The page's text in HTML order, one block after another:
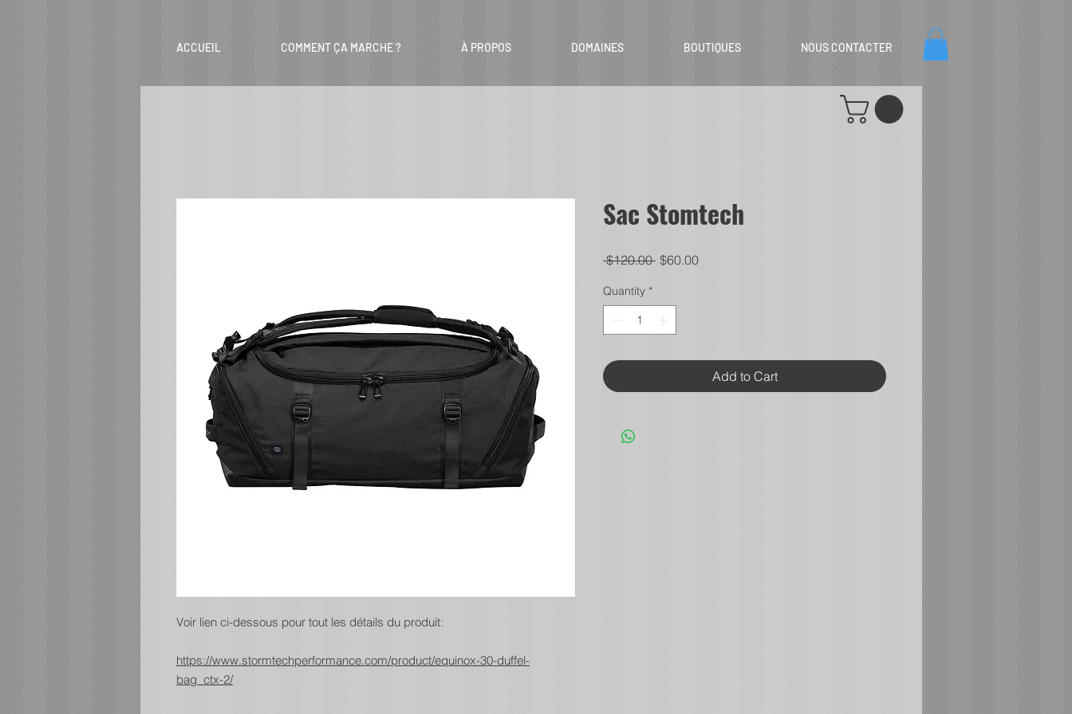
ACCUEIL COMMENT ÇA MARCHE ? À PROPOS DOMAINES BOUTIQUES NOUS CONTACTER
Voir lien ci-dessous pour tout les détails du produit:
https://www.stormtechperformance.com/product/equinox-30-duffel-
bag_ctx-2/
Sac Stomtech
$120.00 Regular
$60.00Sale
Quantity *
Add to Cart